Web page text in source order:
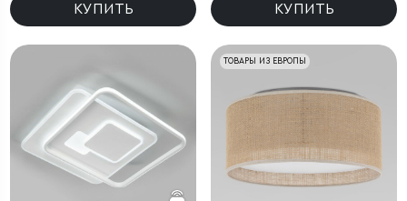
КУПИТЬ КУПИТЬ
ТОВАРЫ ИЗ ЕВРОПЫ